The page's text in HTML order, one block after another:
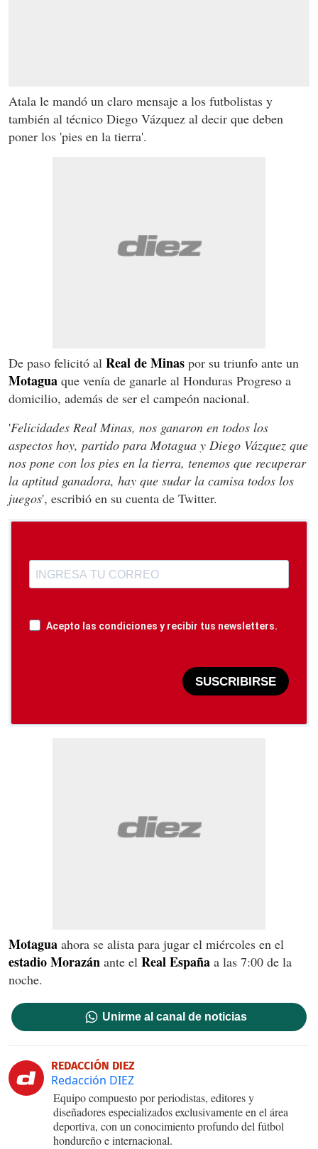
Atala le mandó un claro mensaje a los futbolistas y
también al técnico Diego Vázquez al decir que deben
poner los 'pies en la tierra'.
De paso felicitó al Real de Minas por su triunfo ante un
Motagua que venía de ganarle al Honduras Progreso a
domicilio, además de ser el campeón nacional.
'Felicidades Real Minas, nos ganaron en todos los
aspectos hoy, partido para Motagua y Diego Vázquez que
nos pone con los pies en la tierra, tenemos que recuperar
la aptitud ganadora, hay que sudar la camisa todos los
juegos', escribió en su cuenta de Twitter.
Acepto las condiciones y recibir tus newsletters.
SUSCRIBIRSE
Motagua ahora se alista para jugar el miércoles en el
estadio Morazán ante el Real España a las 7:00 de la
noche.
Unirme al canal de noticias
REDACCIÓN DIEZ
Redacción DIEZ
Equipo compuesto por periodistas, editores y
diseñadores especializados exclusivamente en el área
deportiva, con un conocimiento profundo del fútbol
hondureño e internacional.